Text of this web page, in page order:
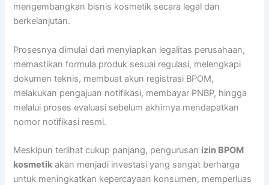
mengembangkan bisnis kosmetik secara legal dan
berkelanjutan.
Prosesnya dimulai dari menyiapkan legalitas perusahaan,
memastikan formula produk sesuai regulasi, melengkapi
dokumen teknis, membuat akun registrasi BPOM,
melakukan pengajuan notifikasi, membayar PNBP, hingga
melalui proses evaluasi sebelum akhirnya mendapatkan
nomor notifikasi resmi.
Meskipun terlihat cukup panjang, pengurusan izin BPOM
kosmetik akan menjadi investasi yang sangat berharga
untuk meningkatkan kepercayaan konsumen, memperluas